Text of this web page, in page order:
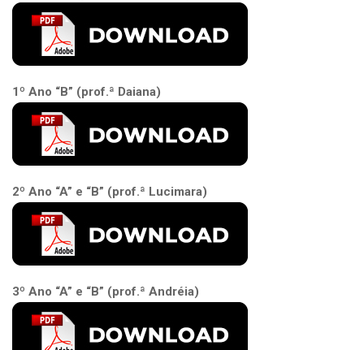
1º Ano “B” (prof.ª Daiana)
2º Ano “A” e “B” (prof.ª Lucimara)
3º Ano “A” e “B” (prof.ª Andréia)